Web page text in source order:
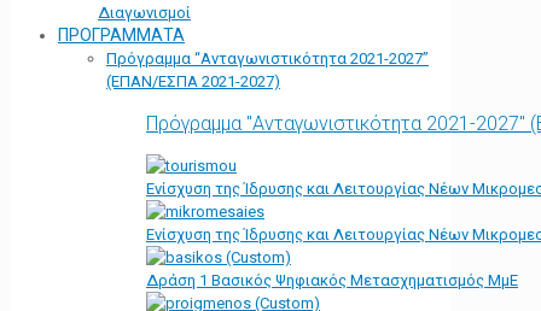
Διαγωνισμοί
ΠΡΟΓΡΑΜΜΑΤΑ
Πρόγραμμα “Ανταγωνιστικότητα 2021-2027”
(ΕΠΑΝ/ΕΣΠΑ 2021-2027)
Πρόγραμμα "Ανταγωνιστικότητα 2021-
Ενίσχυση της Ίδρυσης και Λειτουργίας Νέων
Ενίσχυση της Ίδρυσης και Λειτουργίας Νέων
Δράση 1 Βασικός Ψηφιακός Μετασχηματισμός ΜμΕ